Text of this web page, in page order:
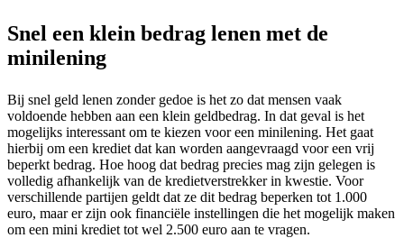
Snel een klein bedrag lenen met de
minilening
Bij snel geld lenen zonder gedoe is het zo dat mensen vaak
voldoende hebben aan een klein geldbedrag. In dat geval is het
mogelijks interessant om te kiezen voor een minilening. Het gaat
hierbij om een krediet dat kan worden aangevraagd voor een vrij
beperkt bedrag. Hoe hoog dat bedrag precies mag zijn gelegen is
volledig afhankelijk van de kredietverstrekker in kwestie. Voor
verschillende partijen geldt dat ze dit bedrag beperken tot 1.000
euro, maar er zijn ook financiële instellingen die het mogelijk maken
om een mini krediet tot wel 2.500 euro aan te vragen.